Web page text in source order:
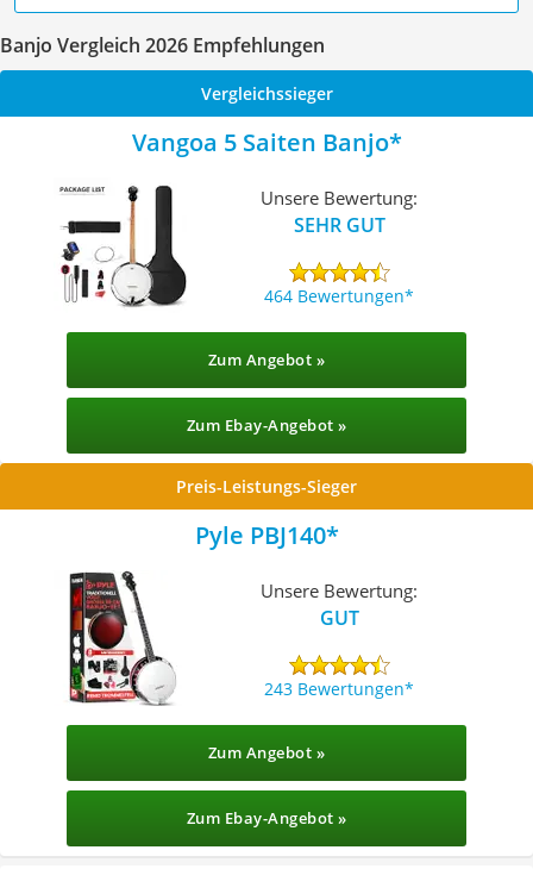
Banjo Vergleich 2026 Empfehlungen
Vergleichssieger
Vangoa 5 Saiten Banjo
Unsere Bewertung:
SEHR GUT
464 Bewertungen
Zum Angebot »
Zum Ebay-Angebot »
Preis-Leistungs-Sieger
Pyle PBJ140
Unsere Bewertung:
GUT
243 Bewertungen
Zum Angebot »
Zum Ebay-Angebot »